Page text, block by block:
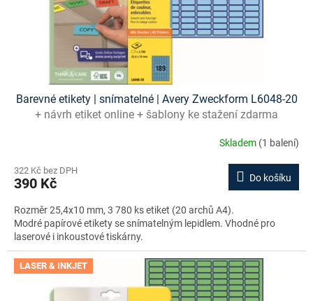
Barevné etikety | snímatelné | Avery Zweckform L6048-20
+ návrh etiket online + šablony ke stažení zdarma
Skladem (1 balení)
322 Kč bez DPH
390 Kč Do košíku
Rozměr 25,4x10 mm, 3 780 ks etiket (20 archů A4).
Modré papírové etikety se snímatelným lepidlem. Vhodné pro
laserové i inkoustové tiskárny.
LASER & INKJET